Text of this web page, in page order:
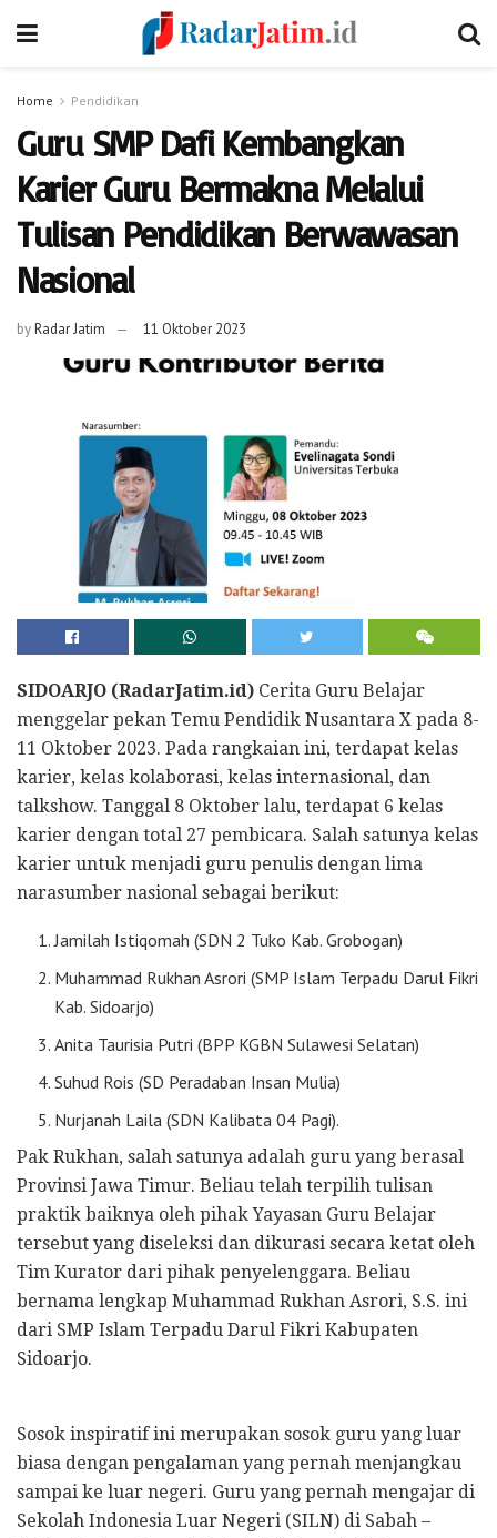
Home Pendidikan
Guru SMP Dafi Kembangkan
Karier Guru Bermakna Melalui
Tulisan Pendidikan Berwawasan
Nasional
byRadar Jatim 11 Oktober 2023
SIDOARJO (RadarJatim.id) Cerita Guru Belajar
menggelar pekan Temu Pendidik Nusantara X pada 8-
11 Oktober 2023. Pada rangkaian ini, terdapat kelas
karier, kelas kolaborasi, kelas internasional, dan
talkshow. Tanggal 8 Oktober lalu, terdapat 6 kelas
karier dengan total 27 pembicara. Salah satunya kelas
karier untuk menjadi guru penulis dengan lima
narasumber nasional sebagai berikut:
Jamilah Istiqomah (SDN 2 Tuko Kab. Grobogan)
Muhammad Rukhan Asrori (SMP Islam Terpadu Darul Fikri
Kab. Sidoarjo)
Anita Taurisia Putri (BPP KGBN Sulawesi Selatan)
Suhud Rois (SD Peradaban Insan Mulia)
Nurjanah Laila (SDN Kalibata 04 Pagi).
Pak Rukhan, salah satunya adalah guru yang berasal
Provinsi Jawa Timur. Beliau telah terpilih tulisan
praktik baiknya oleh pihak Yayasan Guru Belajar
tersebut yang diseleksi dan dikurasi secara ketat oleh
Tim Kurator dari pihak penyelenggara. Beliau
bernama lengkap Muhammad Rukhan Asrori, S.S. ini
dari SMP Islam Terpadu Darul Fikri Kabupaten
Sidoarjo.
Sosok inspiratif ini merupakan sosok guru yang luar
biasa dengan pengalaman yang pernah menjangkau
sampai ke luar negeri. Guru yang pernah mengajar di
Sekolah Indonesia Luar Negeri (SILN) di Sabah –